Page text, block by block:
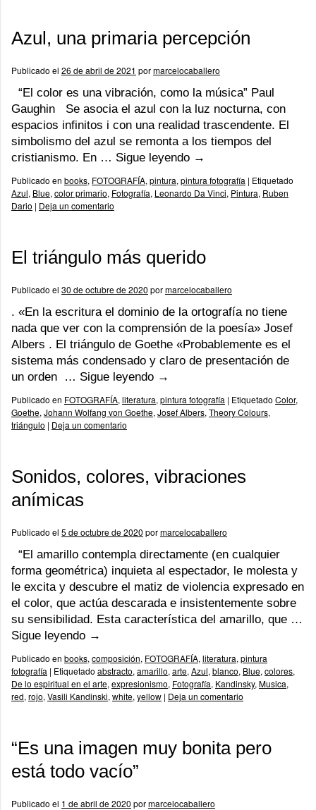
Azul, una primaria percepción
Publicado el 26 de abril de 2021 pormarcelocaballero
“El color es una vibración, como la música” Paul
Gaughin Se asocia el azul con la luz nocturna, con
espacios infinitos i con una realidad trascendente. El
simbolismo del azul se remonta a los tiempos del
cristianismo. En … Sigue leyendo →
Publicado en books, FOTOGRAFÍA, pintura, pintura fotografía | Etiquetado
Azul, Blue, color primario, Fotografía, Leonardo Da Vinci, Pintura, Ruben
Dario | Deja un comentario
El triángulo más querido
Publicado el 30 de octubre de 2020 pormarcelocaballero
. «En la escritura el dominio de la ortografía no tiene
nada que ver con la comprensión de la poesía» Josef
Albers . El triángulo de Goethe «Probablemente es el
sistema más condensado y claro de presentación de
un orden … Sigue leyendo →
Publicado en FOTOGRAFÍA, literatura, pintura fotografía | Etiquetado Color,
Goethe, Johann Wolfang von Goethe, Josef Albers, Theory Colours,
triángulo | Deja un comentario
Sonidos, colores, vibraciones
anímicas
Publicado el 5 de octubre de 2020 pormarcelocaballero
“El amarillo contempla directamente (en cualquier
forma geométrica) inquieta al espectador, le molesta y
le excita y descubre el matiz de violencia expresado en
el color, que actúa descarada e insistentemente sobre
su sensibilidad. Esta característica del amarillo, que …
Sigue leyendo →
Publicado en books, composición, FOTOGRAFÍA, literatura, pintura
fotografía | Etiquetado abstracto, amarillo, arte, Azul, blanco, Blue, colores,
De lo espiritual en el arte, expresionismo, Fotografía, Kandinsky, Musica,
red, rojo, Vasili Kandinski, white, yellow | Deja un comentario
“Es una imagen muy bonita pero
está todo vacío”
Publicado el 1 de abril de 2020 pormarcelocaballero